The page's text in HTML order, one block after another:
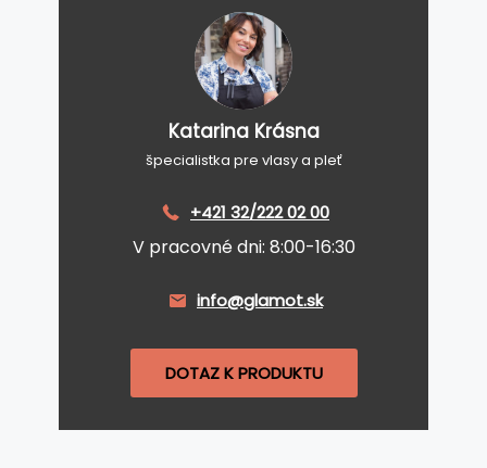
Katarina Krásna
špecialistka pre vlasy a pleť
+421 32/222 02 00
V pracovné dni: 8:00-16:30
info@glamot.sk
DOTAZ K PRODUKTU